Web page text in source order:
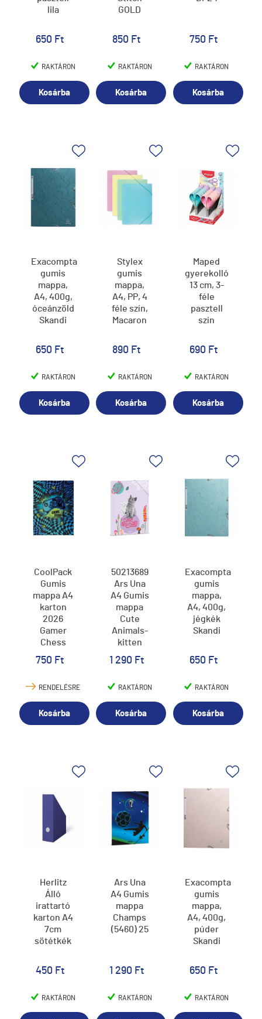
lila
650 Ft
RAKTÁRON
Kosárba
GOLD
850 Ft
RAKTÁRON
Kosárba
750 Ft
RAKTÁRON
Kosárba
Exacompta
gumis
mappa,
A4, 400g,
óceánzöld
Skandi
650 Ft
RAKTÁRON
Kosárba
Stylex
gumis
mappa,
A4, PP, 4
féle szín,
Macaron
890 Ft
RAKTÁRON
Kosárba
Maped
gyerekolló
13 cm, 3-
féle
pasztell
szín
690 Ft
RAKTÁRON
Kosárba
CoolPack
Gumis
mappa A4
karton
2026
Gamer
Chess
750 Ft
RENDELÉSRE
Kosárba
50213689
Ars Una
A4 Gumis
mappa
Cute
Animals-
kitten
(5368) 24
1 290 Ft
RAKTÁRON
Kosárba
Exacompta
gumis
mappa,
A4, 400g,
jégkék
Skandi
650 Ft
RAKTÁRON
Kosárba
Herlitz
Álló
irattartó
karton A4
7cm
sötétkék
450 Ft
RAKTÁRON
Ars Una
A4 Gumis
mappa
Champs
(5460) 25
1 290 Ft
RAKTÁRON
Exacompta
gumis
mappa,
A4, 400g,
púder
Skandi
650 Ft
RAKTÁRON